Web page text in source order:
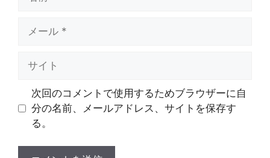
次回のコメントで使用するためブラウザーに自
分の名前、メールアドレス、サイトを保存す
る。